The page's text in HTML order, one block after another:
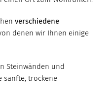
verschiedene
denen wir Ihnen einige
Steinwänden und
sanfte, trockene